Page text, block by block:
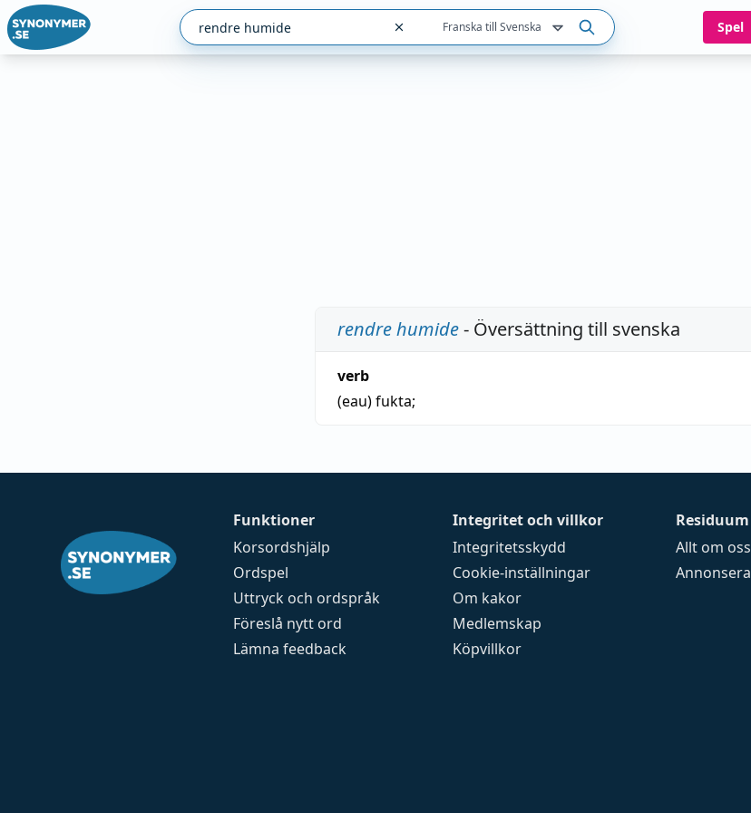
Franska till Svenska Spel
rendre humide- Översättning till svenska
verb
(eau)fukta;
Funktioner
Korsordshjälp
Ordspel
Uttryck och ordspråk
Föreslå nytt ord
Lämna feedback
Integritet och villkor
Integritetsskydd
Cookie-inställningar
Om kakor
Medlemskap
Köpvillkor
Residuum
Allt om oss
Annonsera